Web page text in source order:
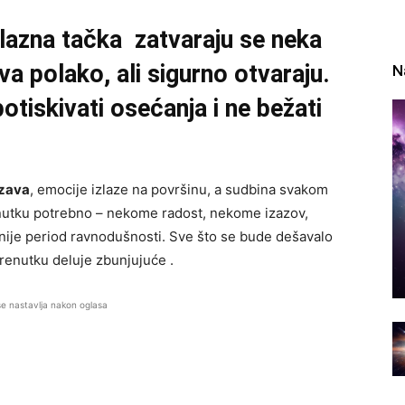
tačka zatvaraju se neka
polako, ali sigurno otvaraju.
osećanja i ne bežati
, emocije izlaze na površinu, a sudbina svakom
potrebno – nekome radost, nekome izazov,
period ravnodušnosti. Sve što se bude dešavalo
deluje zbunjujuće .
nastavlja nakon oglasa